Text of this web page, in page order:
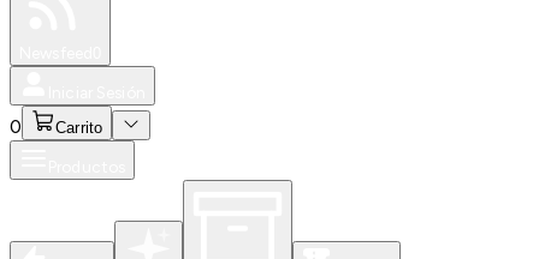
0 Carrito